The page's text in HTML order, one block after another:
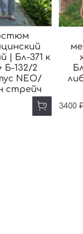
| Бл-371 к
Б-132/2
NEO/
стрейч
3400